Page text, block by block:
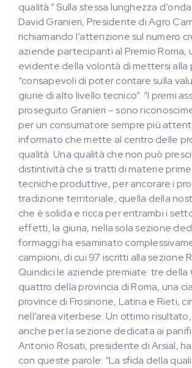
qualità.” Sulla stessa lunghezza
David Granieri, Presidente di Agro
richiamando l’attenzione sul numero
aziende partecipanti al Premio Roma,
evidente della volontà di mettersi alla
“consapevoli di poter contare sulla
giurie di alto livello tecnico”. “I premi
proseguito Granieri – sono
per un consumatore sempre più
informato che mette al centro delle
qualità. Una qualità che non può
distintività che si tratti di materie
tecniche produttive, per ancorare i
tradizione territoriale, quella della
che è solida e ricca per entrambi i
effetti, la giuria, nella sola sezione
formaggi ha esaminato
campioni, di cui 97 iscritti alla sezione
Quindici le aziende premiate: tre della
quattro della provincia di Roma, una
province di Frosinone, Latina e Rieti,
nell’area viterbese. Un ottimo
anche per la sezione dedicata ai
Antonio Rosati, presidente di Arsial,
con queste parole: “La sfida della